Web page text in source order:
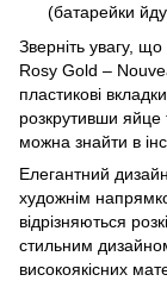
(батарейки
Зверніть увагу,
Rosy Gold –
пластикові
розкрутивши яйце
можна знайти в
Елегантний
художнім
відрізняються
стильним
високоякісних